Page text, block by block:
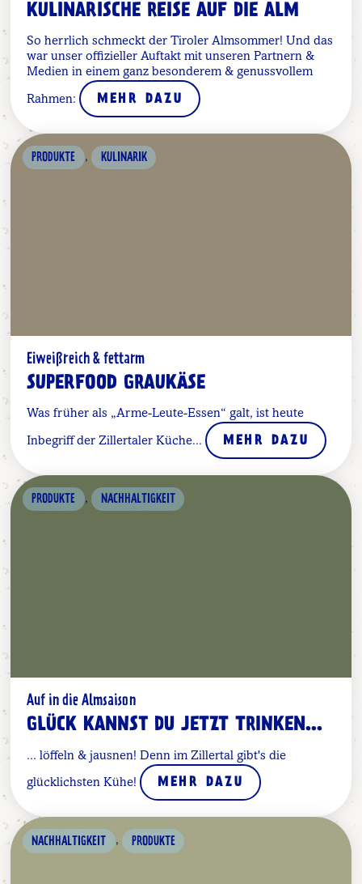
KULINARISCHE REISE AUF DIE ALM
So herrlich schmeckt der Tiroler Almsommer! Und das
war unser offizieller Auftakt mit unseren Partnern &
Medien in einem ganz besonderem & genussvollem
Rahmen: MEHR DAZU
PRODUKTE , KULINARIK
Eiweißreich & fettarm
SUPERFOOD GRAUKÄSE
Was früher als „Arme-Leute-Essen“ galt, ist heute
Inbegriff der Zillertaler Küche... MEHR DAZU
PRODUKTE , NACHHALTIGKEIT
Auf in die Almsaison
GLÜCK KANNST DU JETZT TRINKEN...
... löffeln & jausnen! Denn im Zillertal gibt's die
glücklichsten Kühe! MEHR DAZU
NACHHALTIGKEIT , PRODUKTE